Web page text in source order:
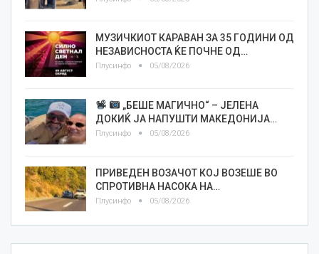
МУЗИЧКИОТ КАРАВАН ЗА 35 ГОДИНИ ОД
НЕЗАВИСНОСТА ЌЕ ПОЧНЕ ОД…
Плусинфо 05/08/2026
„БЕШЕ МАГИЧНО“ – ЈЕЛЕНА
ДОКИЌ ЈА НАПУШТИ МАКЕДОНИЈА…
Плусинфо 05/08/2026
ПРИВЕДЕН ВОЗАЧОТ КОЈ ВОЗЕШЕ ВО
СПРОТИВНА НАСОКА НА…
Плусинфо 05/08/2026